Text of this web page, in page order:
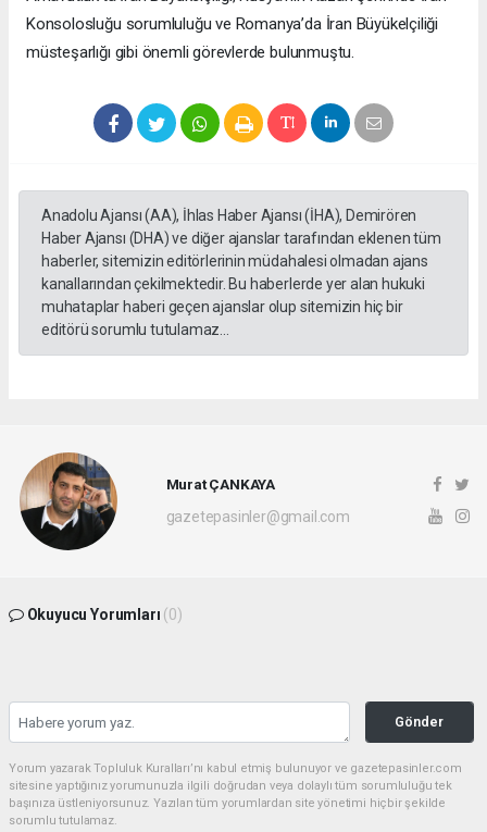
Konsolosluğu sorumluluğu ve Romanya’da İran Büyükelçiliği
müsteşarlığı gibi önemli görevlerde bulunmuştu.
Anadolu Ajansı (AA), İhlas Haber Ajansı (İHA), Demirören
Haber Ajansı (DHA) ve diğer ajanslar tarafından eklenen tüm
haberler, sitemizin editörlerinin müdahalesi olmadan ajans
kanallarından çekilmektedir. Bu haberlerde yer alan hukuki
muhataplar haberi geçen ajanslar olup sitemizin hiç bir
editörü sorumlu tutulamaz...
Murat ÇANKAYA
gazetepasinler@gmail.com
Okuyucu Yorumları (0)
Gönder
Yorum yazarak Topluluk Kuralları’nı kabul etmiş bulunuyor ve gazetepasinler.com
sitesine yaptığınız yorumunuzla ilgili doğrudan veya dolaylı tüm sorumluluğu tek
başınıza üstleniyorsunuz. Yazılan tüm yorumlardan site yönetimi hiçbir şekilde
sorumlu tutulamaz.